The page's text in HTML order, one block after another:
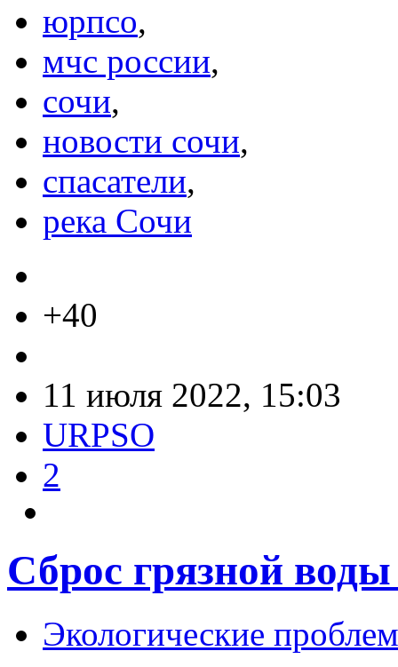
юрпсо,
мчс россии,
сочи,
новости сочи,
спасатели,
река Сочи
+40
11 июля 2022, 15:03
URPSO
2
Сброс грязной
Экологические